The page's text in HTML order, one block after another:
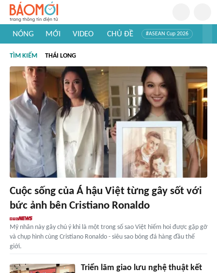
NÓNG MỚI VIDEO CHỦ ĐỀ #ASEAN Cup 2026
#Khám phá Việt Nam
TÌM KIẾM THÁI LONG
Cuộc sống của Á hậu Việt từng gây sốt với
bức ảnh bên Cristiano Ronaldo
Mỹ nhân này gây chú ý khi là một trong số sao Việt hiếm hoi được gặp gỡ
và chụp hình cùng Cristiano Ronaldo - siêu sao bóng đá hàng đầu thế
giới.
Triển lãm giao lưu nghệ thuật kết